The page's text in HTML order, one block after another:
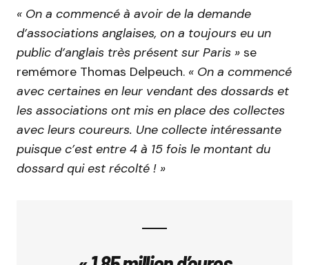
« On a commencé à avoir de la demande
d’associations anglaises, on a toujours eu un
public d’anglais très présent sur Paris » se
remémore Thomas Delpeuch. « On a commencé
avec certaines en leur vendant des dossards et
les associations ont mis en place des collectes
avec leurs coureurs. Une collecte intéressante
puisque c’est entre 4 à 15 fois le montant du
dossard qui est récolté ! »